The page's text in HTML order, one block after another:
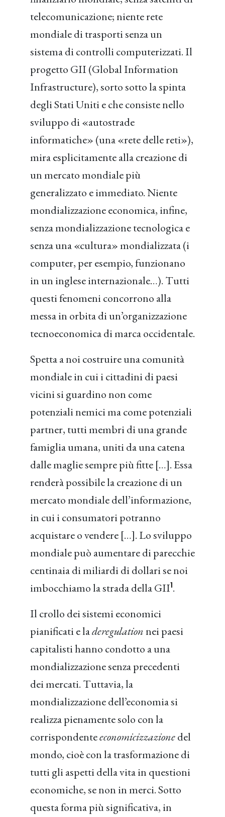
telecomunicazione; niente rete
mondiale di trasporti senza un
sistema di controlli computerizzati. Il
progetto GII (Global Information
Infrastructure), sorto sotto la spinta
degli Stati Uniti e che consiste nello
sviluppo di «autostrade
informatiche» (una «rete delle reti»),
mira esplicitamente alla creazione di
un mercato mondiale più
generalizzato e immediato. Niente
mondializzazione economica, infine,
senza mondializzazione tecnologica e
senza una «cultura» mondializzata (i
computer, per esempio, funzionano
in un inglese internazionale…). Tutti
questi fenomeni concorrono alla
messa in orbita di un’organizzazione
tecnoeconomica di marca occidentale.
Spetta a noi costruire una comunità
mondiale in cui i cittadini di paesi
vicini si guardino non come
potenziali nemici ma come potenziali
partner, tutti membri di una grande
famiglia umana, uniti da una catena
dalle maglie sempre più fitte […]. Essa
renderà possibile la creazione di un
mercato mondiale dell’informazione,
in cui i consumatori potranno
acquistare o vendere […]. Lo sviluppo
mondiale può aumentare di parecchie
centinaia di miliardi di dollari se noi
imbocchiamo la strada della GII1.
Il crollo dei sistemi economici
pianificati e laderegulationnei paesi
capitalisti hanno condotto a una
mondializzazione senza precedenti
dei mercati. Tuttavia, la
mondializzazione dell’economia si
realizza pienamente solo con la
corrispondenteeconomicizzazionedel
mondo, cioè con la trasformazione di
tutti gli aspetti della vita in questioni
economiche, se non in merci. Sotto
questa forma più significativa, in